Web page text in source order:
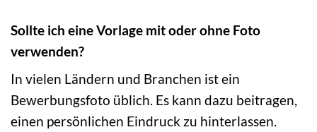
Sollte ich eine Vorlage mit oder ohne Foto
verwenden?
In vielen Ländern und Branchen ist ein
Bewerbungsfoto üblich. Es kann dazu beitragen,
einen persönlichen Eindruck zu hinterlassen.